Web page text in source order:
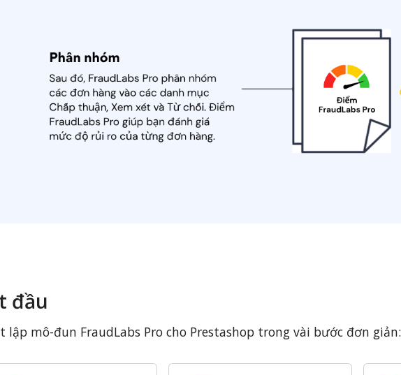
đầu
lập mô-đun FraudLabs Pro cho Prestashop trong vài bước đơn giản: